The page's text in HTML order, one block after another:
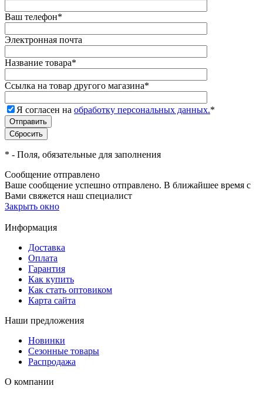
Ваш телефон*
Электронная почта
Название товара*
Ссылка на товар другого магазина*
Я согласен на обработку персональных данных.*
* - Поля, обязательные для заполнения
Сообщение отправлено
Ваше сообщение успешно отправлено. В ближайшее время с
Вами свяжется наш специалист
Закрыть окно
Информация
Доставка
Оплата
Гарантия
Как купить
Как стать оптовиком
Карта сайта
Наши предложения
Новинки
Сезонные товары
Распродажа
О компании